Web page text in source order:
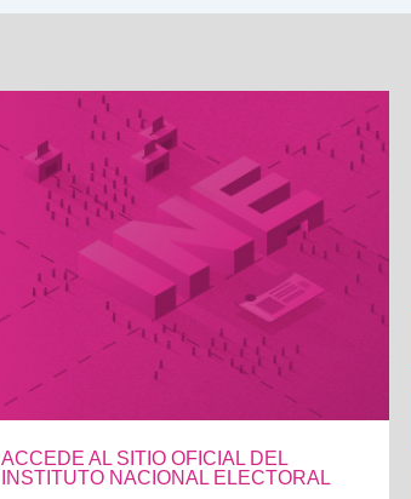
ACCEDE AL SITIO OFICIAL DEL
INSTITUTO NACIONAL ELECTORAL